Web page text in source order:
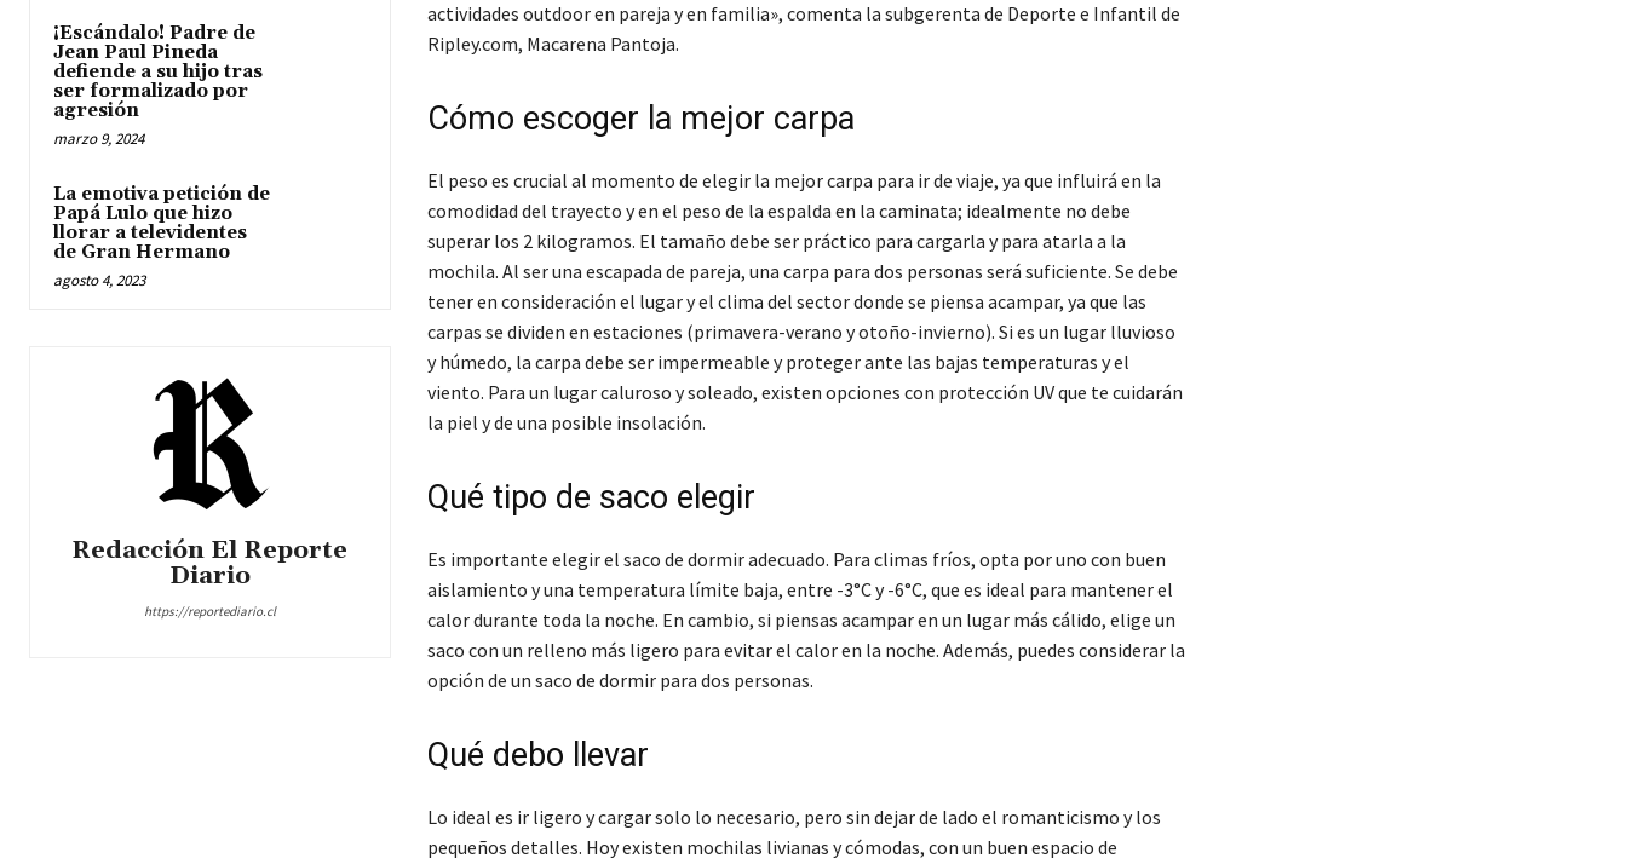
¡Escándalo! Padre de
Jean Paul Pineda
defiende a su hijo tras
ser formalizado por
agresión
marzo 9, 2024
La emotiva petición de
Papá Lulo que hizo
llorar a televidentes
de Gran Hermano
agosto 4, 2023
Redacción El Reporte
Diario
https://reportediario.cl
actividades outdoor en pareja y en familia», comenta la subgerenta de Deporte e Infantil de
Ripley.com, Macarena Pantoja.
Cómo escoger la mejor carpa
El peso es crucial al momento de elegir la mejor carpa para ir de viaje, ya que influirá en la
comodidad del trayecto y en el peso de la espalda en la caminata; idealmente no debe
superar los 2 kilogramos. El tamaño debe ser práctico para cargarla y para atarla a la
mochila. Al ser una escapada de pareja, una carpa para dos personas será suficiente. Se debe
tener en consideración el lugar y el clima del sector donde se piensa acampar, ya que las
carpas se dividen en estaciones (primavera-verano y otoño-invierno). Si es un lugar lluvioso
y húmedo, la carpa debe ser impermeable y proteger ante las bajas temperaturas y el
viento. Para un lugar caluroso y soleado, existen opciones con protección UV que te cuidarán
la piel y de una posible insolación.
Qué tipo de saco elegir
Es importante elegir el saco de dormir adecuado. Para climas fríos, opta por uno con buen
aislamiento y una temperatura límite baja, entre -3°C y -6°C, que es ideal para mantener el
calor durante toda la noche. En cambio, si piensas acampar en un lugar más cálido, elige un
saco con un relleno más ligero para evitar el calor en la noche. Además, puedes considerar la
opción de un saco de dormir para dos personas.
Qué debo llevar
Lo ideal es ir ligero y cargar solo lo necesario, pero sin dejar de lado el romanticismo y los
pequeños detalles. Hoy existen mochilas livianas y cómodas, con un buen espacio de